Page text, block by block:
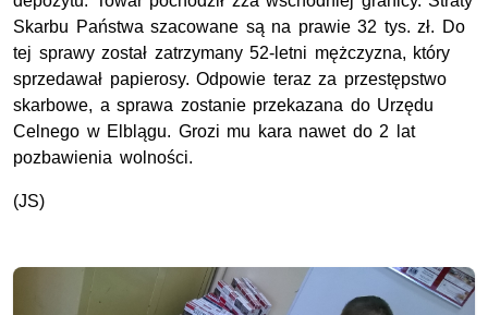
Skarbu Państwa szacowane są na prawie 32 tys. zł. Do
tej sprawy został zatrzymany 52-letni mężczyzna, który
sprzedawał papierosy. Odpowie teraz za przestępstwo
skarbowe, a sprawa zostanie przekazana do Urzędu
Celnego w Elblągu. Grozi mu kara nawet do 2 lat
pozbawienia wolności.
(JS)